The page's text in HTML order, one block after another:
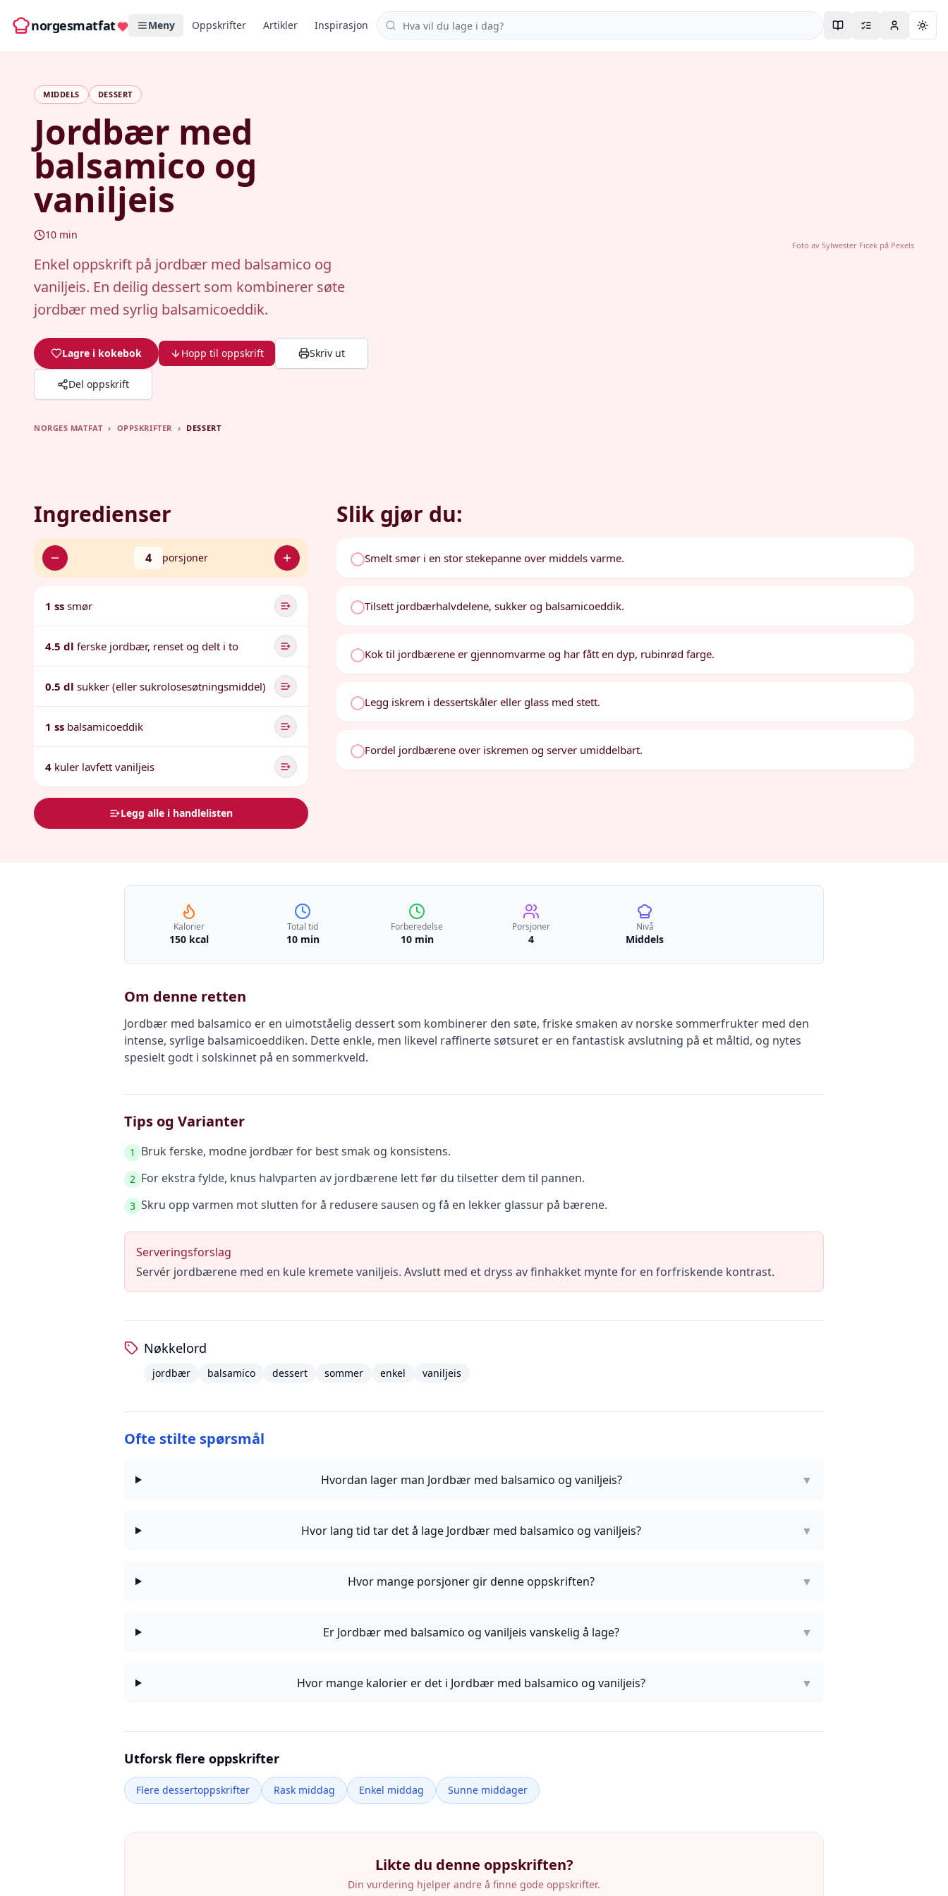
norgesmatfat Meny Oppskrifter Artikler Inspirasjon Søk i oppskrifter
MIDDELS DESSERT
Jordbær med
balsamico og
vaniljeis
10 min
Enkel oppskrift på jordbær med balsamico og
vaniljeis. En deilig dessert som kombinerer søte
jordbær med syrlig balsamicoeddik.
Lagre i kokebok Hopp til oppskrift Skriv ut
Del oppskrift
Foto av Sylwester Ficekpå Pexels
NORGES MATFAT › OPPSKRIFTER › DESSERT
Ingredienser
4 porsjoner
1 ss smør
4.5 dl ferske jordbær, renset og delt i to
0.5 dl sukker (eller sukrolosesøtningsmiddel)
1 ss balsamicoeddik
4 kuler lavfett vaniljeis
Legg alle i handlelisten
Slik gjør du:
Smelt smør i en stor stekepanne over middels varme.
Tilsett jordbærhalvdelene, sukker og balsamicoeddik.
Kok til jordbærene er gjennomvarme og har fått en dyp, rubinrød farge.
Legg iskrem i dessertskåler eller glass med stett.
Fordel jordbærene over iskremen og server umiddelbart.
Kalorier
150 kcal
Total tid
10 min
Forberedelse
10 min
Porsjoner
4
Nivå
Middels
Om denne retten
Jordbær med balsamico er en uimotståelig dessert som kombinerer den søte, friske smaken av norske sommerfrukter med den
intense, syrlige balsamicoeddiken. Dette enkle, men likevel raffinerte søtsuret er en fantastisk avslutning på et måltid, og nytes
spesielt godt i solskinnet på en sommerkveld.
Tips og Varianter
1 Bruk ferske, modne jordbær for best smak og konsistens.
2 For ekstra fylde, knus halvparten av jordbærene lett før du tilsetter dem til pannen.
3 Skru opp varmen mot slutten for å redusere sausen og få en lekker glassur på bærene.
Serveringsforslag
Servér jordbærene med en kule kremete vaniljeis. Avslutt med et dryss av finhakket mynte for en forfriskende kontrast.
Nøkkelord
jordbær balsamico dessert sommer enkel vaniljeis
Ofte stilte spørsmål
Hvordan lager man Jordbær med balsamico og vaniljeis? ▼
Hvor lang tid tar det å lage Jordbær med balsamico og vaniljeis? ▼
Hvor mange porsjoner gir denne oppskriften? ▼
Er Jordbær med balsamico og vaniljeis vanskelig å lage? ▼
Hvor mange kalorier er det i Jordbær med balsamico og vaniljeis? ▼
Utforsk flere oppskrifter
Flere dessertoppskrifter Rask middag Enkel middag Sunne middager
Likte du denne oppskriften?
Din vurdering hjelper andre å finne gode oppskrifter.